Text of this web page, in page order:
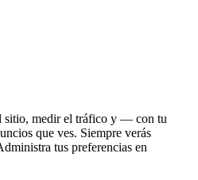
sitio, medir el tráfico y — con tu
que ves. Siempre verás
tus preferencias en